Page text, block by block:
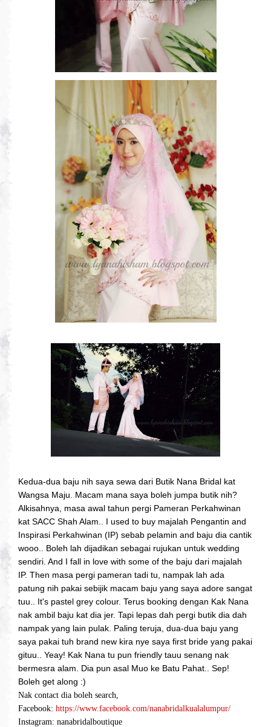
Kedua-dua baju nih saya sewa dari Butik Nana Bridal kat
Wangsa Maju. Macam mana saya boleh jumpa butik nih?
Alkisahnya, masa awal tahun pergi Pameran Perkahwinan
kat SACC Shah Alam.. I used to buy majalah Pengantin and
Inspirasi Perkahwinan (IP) sebab pelamin and baju dia cantik
wooo.. Boleh lah dijadikan sebagai rujukan untuk wedding
sendiri. And I fall in love with some of the baju dari majalah
IP. Then masa pergi pameran tadi tu, nampak lah ada
patung nih pakai sebijik macam baju yang saya adore sangat
tuu.. It's pastel grey colour. Terus booking dengan Kak Nana
nak ambil baju kat dia jer. Tapi lepas dah pergi butik dia dah
nampak yang lain pulak. Paling teruja, dua-dua baju yang
saya pakai tuh brand new kira nye saya first bride yang pakai
gituu.. Yeay! Kak Nana tu pun friendly tauu senang nak
bermesra alam. Dia pun asal Muo ke Batu Pahat.. Sep!
Boleh get along :)
Nak contact dia boleh search,
Facebook: https://www.facebook.com/nanabridalkualalumpur/
Instagram: nanabridalboutique